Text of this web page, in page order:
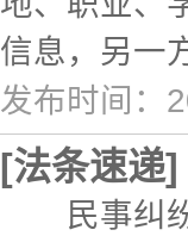
信息，另一
发布时间：
[法条速递]
民事纠纷